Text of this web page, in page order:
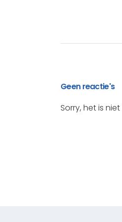
Geen reactie's
Sorry, het is